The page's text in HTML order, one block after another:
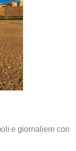
e giornaliere con